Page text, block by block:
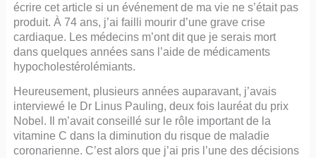
écrire cet article si un événement de ma vie ne s’était pas
produit. À 74 ans, j’ai failli mourir d’une grave crise
cardiaque. Les médecins m’ont dit que je serais mort
dans quelques années sans l’aide de médicaments
hypocholestérolémiants.
Heureusement, plusieurs années auparavant, j’avais
interviewé le Dr Linus Pauling, deux fois lauréat du prix
Nobel. Il m’avait conseillé sur le rôle important de la
vitamine C dans la diminution du risque de maladie
coronarienne. C’est alors que j’ai pris l’une des décisions